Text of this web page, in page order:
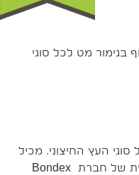
בגימור מט לכל סוגי
העץ החיצוני. מכיל
את טכנולוגיית "Long Effect" הייחודית של חברת Bondex